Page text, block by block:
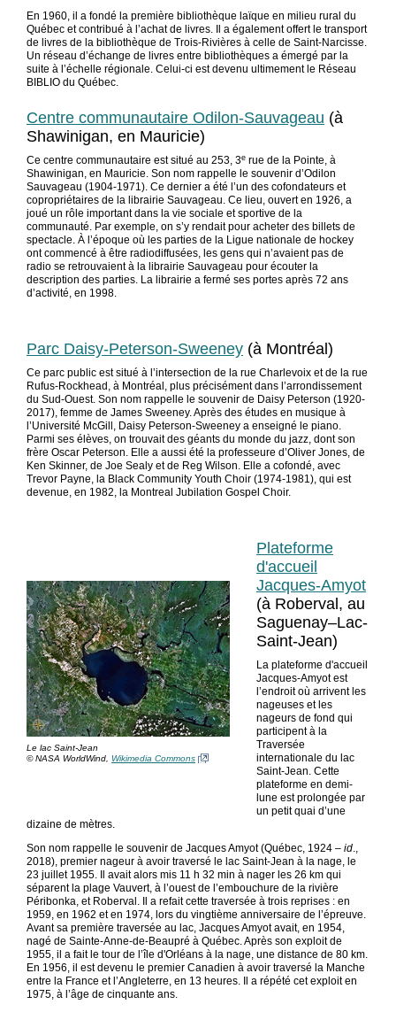
En 1960, il a fondé la première bibliothèque laïque en milieu rural du
Québec et contribué à l’achat de livres. Il a également offert le transport
de livres de la bibliothèque de Trois-Rivières à celle de Saint-Narcisse.
Un réseau d’échange de livres entre bibliothèques a émergé par la
suite à l’échelle régionale. Celui-ci est devenu ultimement le Réseau
BIBLIO du Québec.
Centre communautaire Odilon-Sauvageau (à
Shawinigan, en Mauricie)
Ce centre communautaire est situé au 253, 3e rue de la Pointe, à
Shawinigan, en Mauricie. Son nom rappelle le souvenir d’Odilon
Sauvageau (1904-1971). Ce dernier a été l’un des cofondateurs et
copropriétaires de la librairie Sauvageau. Ce lieu, ouvert en 1926, a
joué un rôle important dans la vie sociale et sportive de la
communauté. Par exemple, on s’y rendait pour acheter des billets de
spectacle. À l’époque où les parties de la Ligue nationale de hockey
ont commencé à être radiodiffusées, les gens qui n’avaient pas de
radio se retrouvaient à la librairie Sauvageau pour écouter la
description des parties. La librairie a fermé ses portes après 72 ans
d’activité, en 1998.
Parc Daisy-Peterson-Sweeney (à Montréal)
Ce parc public est situé à l’intersection de la rue Charlevoix et de la rue
Rufus-Rockhead, à Montréal, plus précisément dans l’arrondissement
du Sud-Ouest. Son nom rappelle le souvenir de Daisy Peterson (1920-
2017), femme de James Sweeney. Après des études en musique à
l’Université McGill, Daisy Peterson-Sweeney a enseigné le piano.
Parmi ses élèves, on trouvait des géants du monde du jazz, dont son
frère Oscar Peterson. Elle a aussi été la professeure d’Oliver Jones, de
Ken Skinner, de Joe Sealy et de Reg Wilson. Elle a cofondé, avec
Trevor Payne, la Black Community Youth Choir (1974-1981), qui est
devenue, en 1982, la Montreal Jubilation Gospel Choir.
Le lac Saint-Jean
© NASA WorldWind, Wikimedia Commons
Plateforme
d'accueil
Jacques-Amyot
(à Roberval, au
Saguenay–Lac-
Saint-Jean)
La plateforme d'accueil
Jacques-Amyot est
l’endroit où arrivent les
nageuses et les
nageurs de fond qui
participent à la
Traversée
internationale du lac
Saint-Jean. Cette
plateforme en demi-
lune est prolongée par
un petit quai d’une
dizaine de mètres.
Son nom rappelle le souvenir de Jacques Amyot (Québec, 1924 – id.,
2018), premier nageur à avoir traversé le lac Saint-Jean à la nage, le
23 juillet 1955. Il avait alors mis 11 h 32 min à nager les 26 km qui
séparent la plage Vauvert, à l’ouest de l’embouchure de la rivière
Péribonka, et Roberval. Il a refait cette traversée à trois reprises : en
1959, en 1962 et en 1974, lors du vingtième anniversaire de l’épreuve.
Avant sa première traversée au lac, Jacques Amyot avait, en 1954,
nagé de Sainte-Anne-de-Beaupré à Québec. Après son exploit de
1955, il a fait le tour de l’île d'Orléans à la nage, une distance de 80 km.
En 1956, il est devenu le premier Canadien à avoir traversé la Manche
entre la France et l’Angleterre, en 13 heures. Il a répété cet exploit en
1975, à l’âge de cinquante ans.